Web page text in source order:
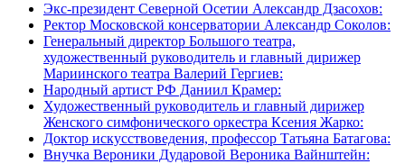
Экс-президент Северной Осетии Александр Дзасохов:
Ректор Московской консерватории Александр Соколов:
Генеральный директор Большого театра,
художественный руководитель и главный дирижер
Мариинского театра Валерий Гергиев:
Народный артист РФ Даниил Крамер:
Художественный руководитель и главный дирижер
Женского симфонического оркестра Ксения Жарко:
Доктор искусствоведения, профессор Татьяна Батагова:
Внучка Вероники Дударовой Вероника Вайнштейн: